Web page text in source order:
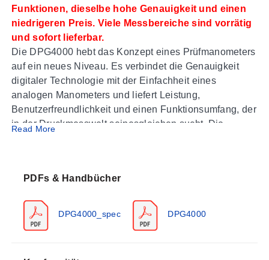
Funktionen, dieselbe hohe Genauigkeit und einen
niedrigeren Preis. Viele Messbereiche sind vorrätig
und sofort lieferbar.
Die DPG4000 hebt das Konzept eines Prüfmanometers
auf ein neues Niveau. Es verbindet die Genauigkeit
digitaler Technologie mit der Einfachheit eines
analogen Manometers und liefert Leistung,
Benutzerfreundlichkeit und einen Funktionsumfang, der
in der Druckmesswelt seinesgleichen sucht. Die
Manometer ist einfach genug, um weltweit ohne
Es verfügt außerdem über eine integrierte
Read More
PDFs & Handbücher
DPG4000_spec DPG4000